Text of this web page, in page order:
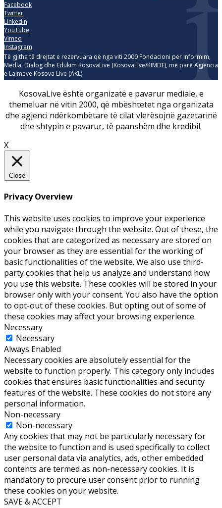
Facebook
Twitter
Linkedin
YouTube
Vimeo
Instagram
Të gjitha të drejtat e rezervuara që nga viti 2000 Fondacioni për Informim,
Media, Dialog dhe Edukim KosovaLive (KosovaLive/KIMDE), më parë Agjencia
e Lajmeve Kosova Live (AKL).
KosovaLive është organizatë e pavarur mediale, e
themeluar në vitin 2000, që mbështetet nga organizata
dhe agjenci ndërkombëtare të cilat vlerësojnë gazetarinë
dhe shtypin e pavarur, të paanshëm dhe kredibil.
X
Close
Privacy Overview
This website uses cookies to improve your experience
while you navigate through the website. Out of these, the
cookies that are categorized as necessary are stored on
your browser as they are essential for the working of
basic functionalities of the website. We also use third-
party cookies that help us analyze and understand how
you use this website. These cookies will be stored in your
browser only with your consent. You also have the option
to opt-out of these cookies. But opting out of some of
these cookies may affect your browsing experience.
Necessary
Necessary
Always Enabled
Necessary cookies are absolutely essential for the
website to function properly. This category only includes
cookies that ensures basic functionalities and security
features of the website. These cookies do not store any
personal information.
Non-necessary
Non-necessary
Any cookies that may not be particularly necessary for
the website to function and is used specifically to collect
user personal data via analytics, ads, other embedded
contents are termed as non-necessary cookies. It is
mandatory to procure user consent prior to running
these cookies on your website.
SAVE & ACCEPT